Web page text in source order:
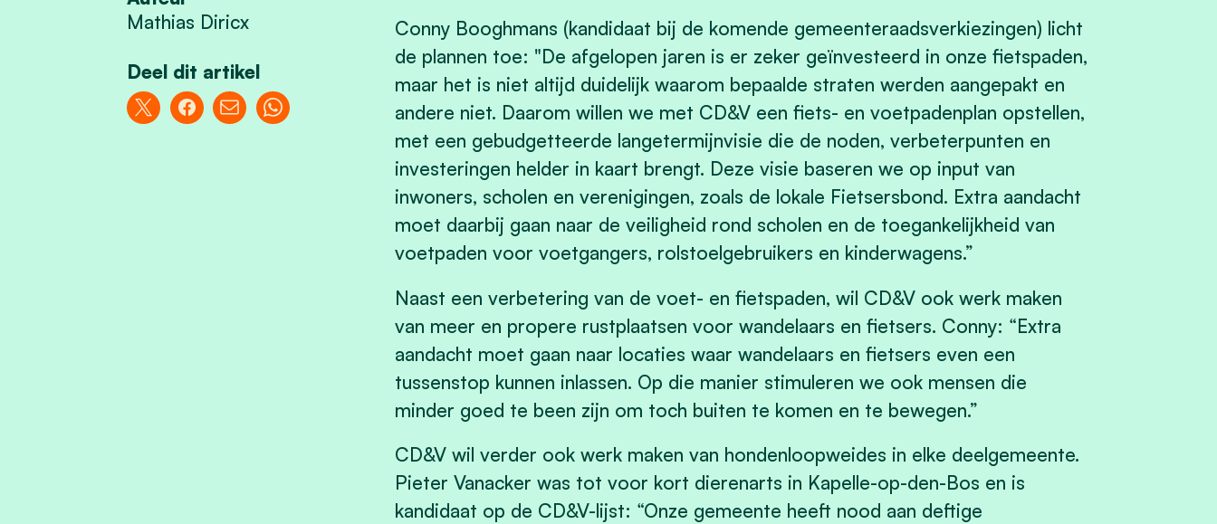
Mathias Diricx
Deel dit artikel
Conny Booghmans (kandidaat bij de komende gemeenteraadsverkiezingen) licht
de plannen toe: "De afgelopen jaren is er zeker geïnvesteerd in onze fietspaden,
maar het is niet altijd duidelijk waarom bepaalde straten werden aangepakt en
andere niet. Daarom willen we met CD&V een fiets- en voetpadenplan opstellen,
met een gebudgetteerde langetermijnvisie die de noden, verbeterpunten en
investeringen helder in kaart brengt. Deze visie baseren we op input van
inwoners, scholen en verenigingen, zoals de lokale Fietsersbond. Extra aandacht
moet daarbij gaan naar de veiligheid rond scholen en de toegankelijkheid van
voetpaden voor voetgangers, rolstoelgebruikers en kinderwagens.”
Naast een verbetering van de voet- en fietspaden, wil CD&V ook werk maken
van meer en propere rustplaatsen voor wandelaars en fietsers. Conny: “Extra
aandacht moet gaan naar locaties waar wandelaars en fietsers even een
tussenstop kunnen inlassen. Op die manier stimuleren we ook mensen die
minder goed te been zijn om toch buiten te komen en te bewegen.”
CD&V wil verder ook werk maken van hondenloopweides in elke deelgemeente.
Pieter Vanacker was tot voor kort dierenarts in Kapelle-op-den-Bos en is
kandidaat op de CD&V-lijst: “Onze gemeente heeft nood aan deftige